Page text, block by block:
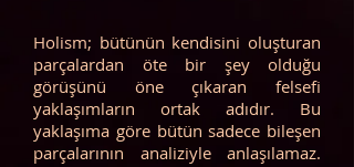
Holism; bütünün kendisini oluşturan
parçalardan öte bir şey olduğu
görüşünü öne çıkaran felsefi
yaklaşımların ortak adıdır. Bu
yaklaşıma göre bütün sadece bileşen
parçalarının analiziyle anlaşılamaz.